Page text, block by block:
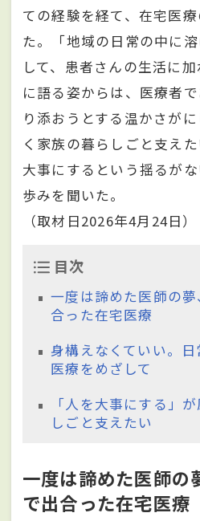
ての経験を経て、在宅医
た。「地域の日常の中に
して、患者さんの生活に
に語る姿からは、医療者
り添おうとする温かさが
く家族の暮らしごと支え
大事にするという揺るが
歩みを聞いた。
（取材日2026年4月24日）
目次
一度は諦めた医師の
合った在宅医療
身構えなくていい。
医療をめざして
「人を大事にする」
しごと支えたい
一度は諦めた医師の
で出合った在宅医療